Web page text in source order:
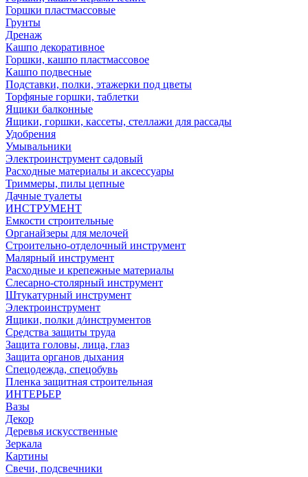
Горшки пластмассовые
Грунты
Дренаж
Кашпо декоративное
Горшки, кашпо пластмассовое
Кашпо подвесные
Подставки, полки, этажерки под цветы
Торфяные горшки, таблетки
Ящики балконные
Ящики, горшки, кассеты, стеллажи для рассады
Удобрения
Умывальники
Электроинструмент садовый
Расходные материалы и аксессуары
Триммеры, пилы цепные
Дачные туалеты
ИНСТРУМЕНТ
Емкости строительные
Органайзеры для мелочей
Строительно-отделочный инструмент
Малярный инструмент
Расходные и крепежные материалы
Слесарно-столярный инструмент
Штукатурный инструмент
Электроинструмент
Ящики, полки д/инструментов
Средства защиты труда
Защита головы, лица, глаз
Защита органов дыхания
Спецодежда, спецобувь
Пленка защитная строительная
ИНТЕРЬЕР
Вазы
Декор
Деревья искусственные
Зеркала
Картины
Свечи, подсвечники